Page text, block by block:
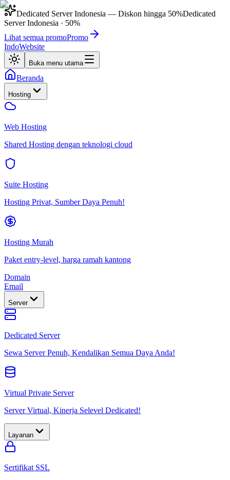
Dedicated Server Indonesia — Diskon hingga 50%Dedicated
Server Indonesia · 50%
Lihat semua promoPromo
IndoWebsite
Buka menu utama
Beranda
Hosting
Web Hosting
Shared Hosting dengan teknologi cloud
Suite Hosting
Hosting Privat, Sumber Daya Penuh!
Hosting Murah
Paket entry-level, harga ramah kantong
Domain
Email
Server
Dedicated Server
Sewa Server Penuh, Kendalikan Semua Daya Anda!
Virtual Private Server
Server Virtual, Kinerja Selevel Dedicated!
Layanan
Sertifikat SSL